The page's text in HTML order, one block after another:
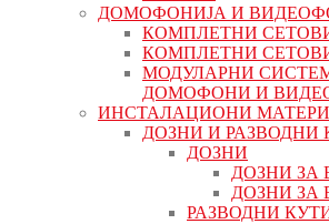
ДОМОФОНИЈА И
КОМПЛЕТНИ
КОМПЛЕТНИ
МОДУЛАРНИ
ДОМОФОНИ И
ИНСТАЛАЦИОНИ
ДОЗНИ И РАЗВОДНИ
ДОЗНИ
ДОЗНИ ЗА
ДОЗНИ ЗА
РАЗВОДНИ